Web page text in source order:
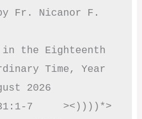
Fr. Nicanor F.
in the Eighteenth
Time, Year
2026
31:1-7     ><))))*>